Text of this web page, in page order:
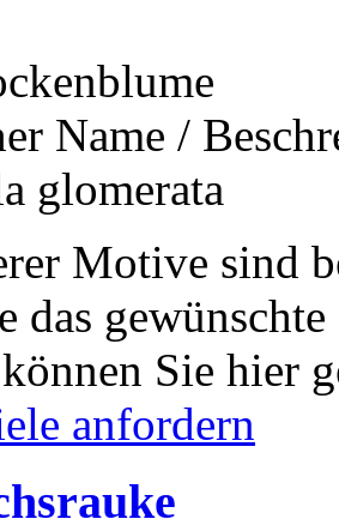
Name /
glomerata
Motive sind
das
Sie hier
anfordern